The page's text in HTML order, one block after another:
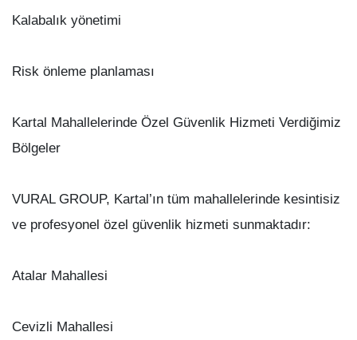
Kalabalık yönetimi
Risk önleme planlaması
Kartal Mahallelerinde Özel Güvenlik Hizmeti Verdiğimiz
Bölgeler
VURAL GROUP, Kartal’ın tüm mahallelerinde kesintisiz
ve profesyonel özel güvenlik hizmeti sunmaktadır:
Atalar Mahallesi
Cevizli Mahallesi